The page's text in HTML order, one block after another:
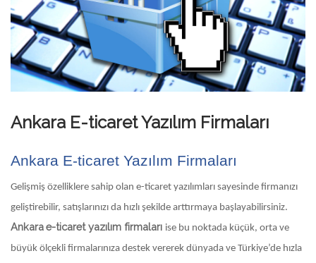
Ankara E-ticaret Yazılım Firmaları
Ankara E-ticaret Yazılım Firmaları
Gelişmiş özelliklere sahip olan e-ticaret yazılımları sayesinde firmanızı
geliştirebilir, satışlarınızı da hızlı şekilde arttırmaya başlayabilirsiniz.
Ankarae-ticaret yazılım firmaları ise bu noktada küçük, orta ve
büyük ölçekli firmalarınıza destek vererek dünyada ve Türkiye’de hızla